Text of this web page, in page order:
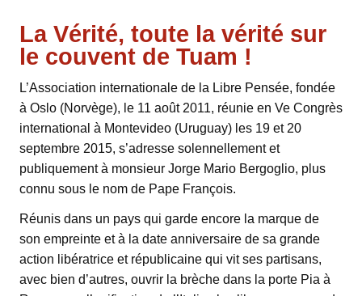
La Vérité, toute la vérité sur
le couvent de Tuam !
L’Association internationale de la Libre Pensée, fondée
à Oslo (Norvège), le 11 août 2011, réunie en Ve Congrès
international à Montevideo (Uruguay) les 19 et 20
septembre 2015, s’adresse solennellement et
publiquement à monsieur Jorge Mario Bergoglio, plus
connu sous le nom de Pape François.
Réunis dans un pays qui garde encore la marque de
son empreinte et à la date anniversaire de sa grande
action libératrice et républicaine qui vit ses partisans,
avec bien d’autres, ouvrir la brèche dans la porte Pia à